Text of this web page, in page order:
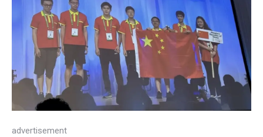
advertisement